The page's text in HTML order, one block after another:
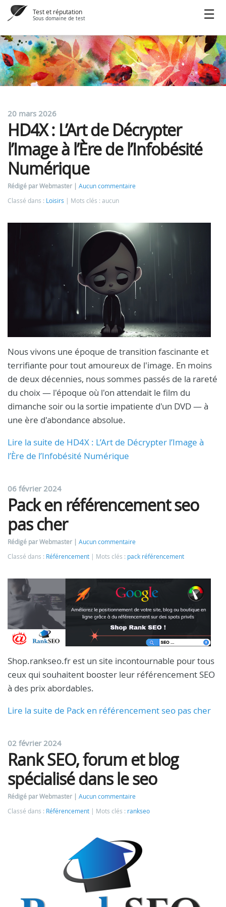
Test et réputation
Sous domaine de test
20 mars 2026
HD4X : L’Art de Décrypter
l’Image à l’Ère de l’Infobésité
Numérique
Rédigé par Webmaster
Aucun commentaire
Classé dans : Loisirs Mots clés : aucun
Nous vivons une époque de transition fascinante et
terrifiante pour tout amoureux de l'image. En moins
de deux décennies, nous sommes passés de la rareté
du choix — l'époque où l'on attendait le film du
dimanche soir ou la sortie impatiente d'un DVD — à
une ère d'abondance absolue.
Lire la suite de HD4X : L’Art de Décrypter l’Image à
l’Ère de l’Infobésité Numérique
06 février 2024
Pack en référencement seo
pas cher
Rédigé par Webmaster
Aucun commentaire
Classé dans : Référencement Mots clés : pack référencement
Shop.rankseo.fr est un site incontournable pour tous
ceux qui souhaitent booster leur référencement SEO
à des prix abordables.
Lire la suite de Pack en référencement seo pas cher
02 février 2024
Rank SEO, forum et blog
spécialisé dans le seo
Rédigé par Webmaster
Aucun commentaire
Classé dans : Référencement Mots clés : rankseo